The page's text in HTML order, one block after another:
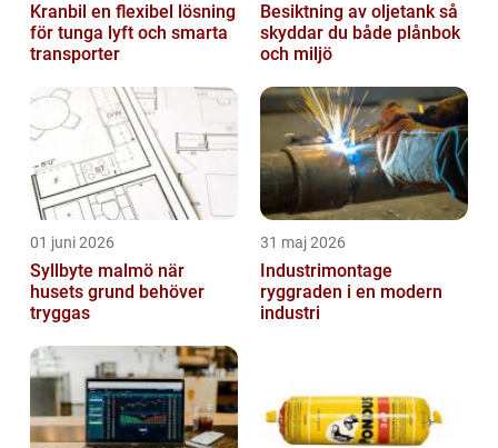
Kranbil en flexibel lösning
för tunga lyft och smarta
transporter
Besiktning av oljetank så
skyddar du både plånbok
och miljö
01 juni 2026
Syllbyte malmö när
husets grund behöver
tryggas
31 maj 2026
Industrimontage
ryggraden i en modern
industri